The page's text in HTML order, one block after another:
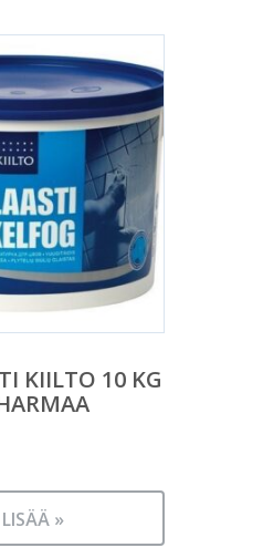
KIILTO 10 KG
LISÄÄ »